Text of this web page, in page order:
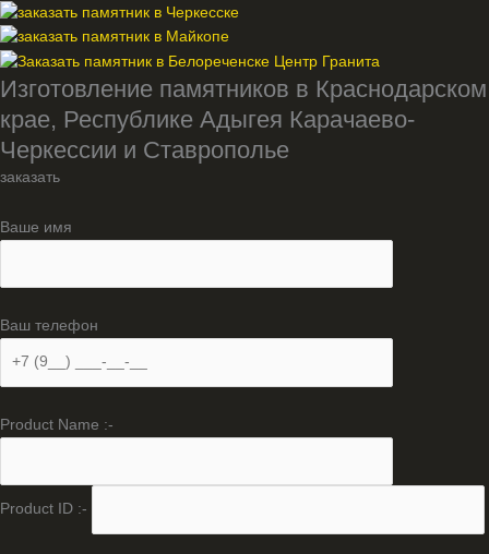
Изготовление памятников в Краснодарском
крае, Республике Адыгея Карачаево-
Черкессии и Ставрополье
заказать
Ваше имя
Ваш телефон
Product Name :-
Product ID :-